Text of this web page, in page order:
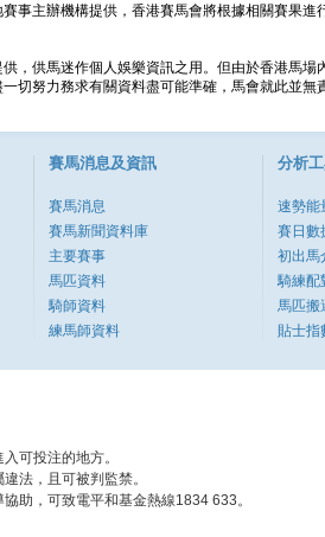
事主辦機構提供，香港賽馬會將根據相關賽果進
，供馬迷作個人娛樂資訊之用。但由於香港馬
切努力務求有關資料盡可能準確，馬會就此並
賽馬消息及資訊
賽馬消息
賽馬新聞資料庫
主要賽事
馬匹資料
騎師資料
練馬師資料
分析
速勢能
賽日數
初出馬
騎練配
馬匹搬
貼士指
可投注的地方。
法，且可被判監禁。
助，可致電平和基金熱線1834 633。